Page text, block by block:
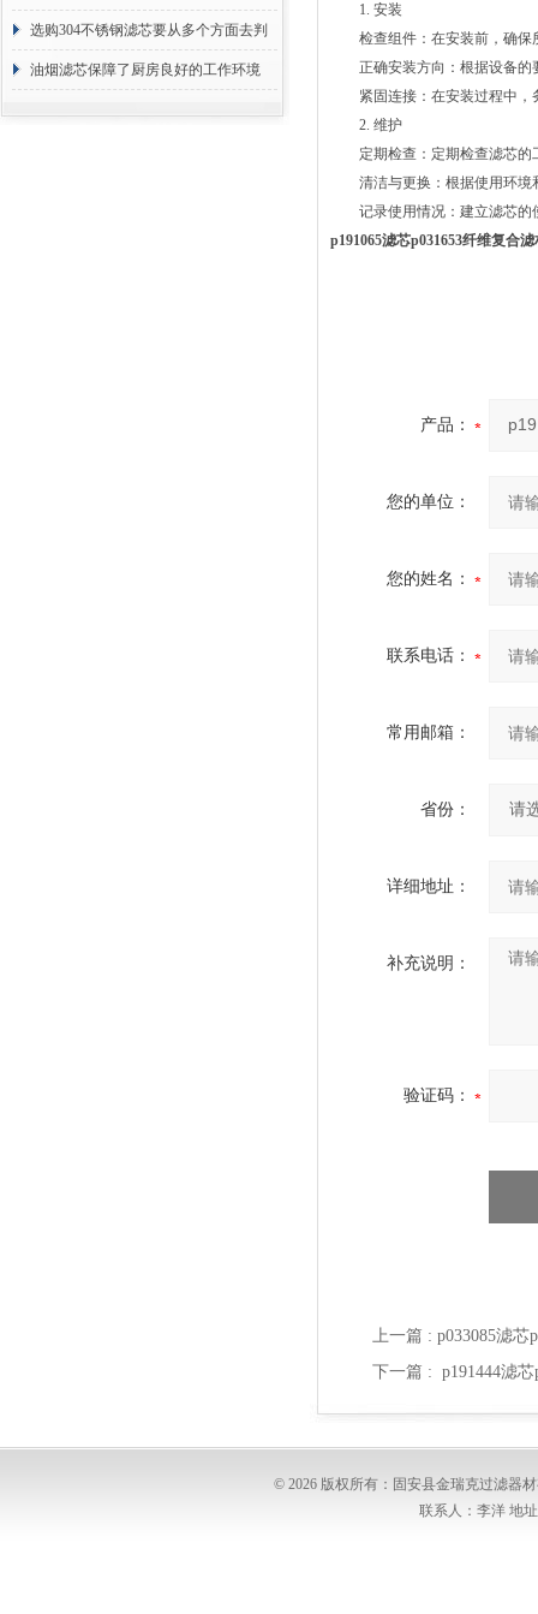
选购304不锈钢滤芯要从多个方面去判
断
油烟滤芯保障了厨房良好的工作环境
1. 安装
检查组件：在安装前，确保
正确安装方向：根据设备的
紧固连接：在安装过程中，
2. 维护
定期检查：定期检查滤芯的
清洁与更换：根据使用环境
记录使用情况：建立滤芯的
p191065滤芯p031653纤维复合
产品：
您的单位：
您的姓名：
联系电话：
常用邮箱：
省份：
详细地址：
补充说明：
验证码：
上一篇 : p033085滤芯
下一篇 : p191444滤
© 2026 版权所有：固安县金瑞克过滤器
联系人：李洋 地